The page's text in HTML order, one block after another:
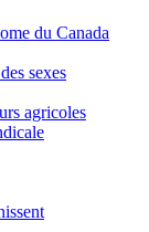
du Canada
sexes
agricoles